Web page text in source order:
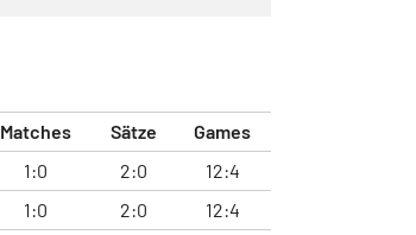
Matches Sätze Games
1:0 2:0 12:4
1:0 2:0 12:4